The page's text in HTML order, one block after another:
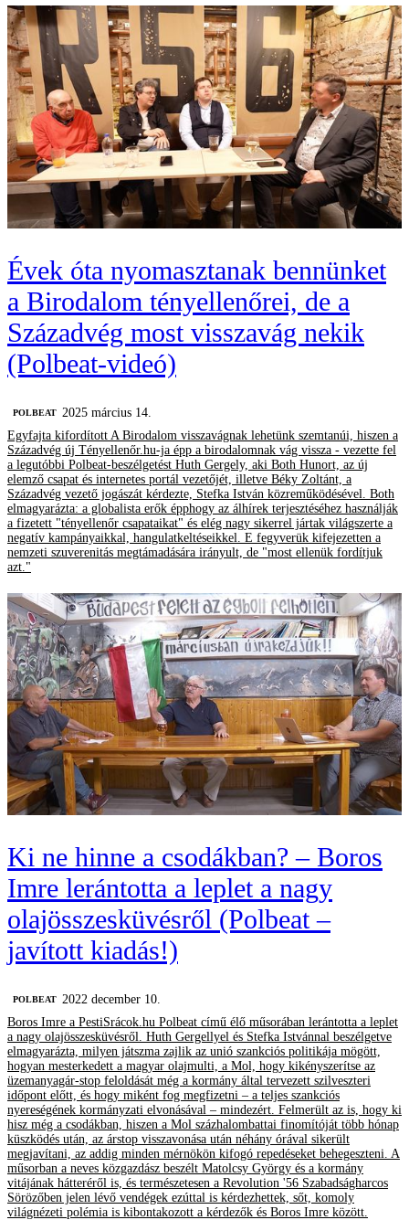
Évek óta nyomasztanak bennünket
a Birodalom tényellenőrei, de a
Századvég most visszavág nekik
(Polbeat-videó)
‎POLBEAT
2025 március 14.
Egyfajta kifordított A Birodalom visszavágnak lehetünk szemtanúi, hiszen a
Századvég új Tényellenőr.hu-ja épp a birodalomnak vág vissza - vezette fel
a legutóbbi Polbeat-beszélgetést Huth Gergely, aki Both Hunort, az új
elemző csapat és internetes portál vezetőjét, illetve Béky Zoltánt, a
Századvég vezető jogászát kérdezte, Stefka István közreműködésével. Both
elmagyarázta: a globalista erők épphogy az álhírek terjesztéséhez használják
a fizetett "tényellenőr csapataikat" és elég nagy sikerrel jártak világszerte a
negatív kampányaikkal, hangulatkeltéseikkel. E fegyverük kifejezetten a
nemzeti szuverenitás megtámadására irányult, de "most ellenük fordítjuk
azt."
Ki ne hinne a csodákban? – Boros
Imre lerántotta a leplet a nagy
olajösszesküvésről (Polbeat –
javított kiadás!)
‎POLBEAT 2022 december 10.
Boros Imre a PestiSrácok.hu Polbeat című élő műsorában lerántotta a leplet
a nagy olajösszesküvésről. Huth Gergellyel és Stefka Istvánnal beszélgetve
elmagyarázta, milyen játszma zajlik az unió szankciós politikája mögött,
hogyan mesterkedett a magyar olajmulti, a Mol, hogy kikényszerítse az
üzemanyagár-stop feloldását még a kormány által tervezett szilveszteri
időpont előtt, és hogy miként fog megfizetni – a teljes szankciós
nyereségének kormányzati elvonásával – mindezért. Felmerült az is, hogy ki
hisz még a csodákban, hiszen a Mol százhalombattai finomítóját több hónap
küszködés után, az árstop visszavonása után néhány órával sikerült
megjavítani, az addig minden mérnökön kifogó repedéseket behegeszteni. A
műsorban a neves közgazdász beszélt Matolcsy György és a kormány
vitájának hátteréről is, és természetesen a Revolution '56 Szabadságharcos
Sörözőben jelen lévő vendégek ezúttal is kérdezhettek, sőt, komoly
világnézeti polémia is kibontakozott a kérdezők és Boros Imre között.